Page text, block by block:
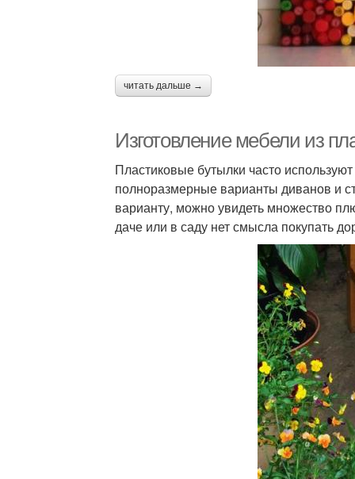
читать дальше →
Изготовление мебели из
Пластиковые бутылки часто
полноразмерные варианты диванов и
варианту, можно увидеть множество
даче или в саду нет смысла покупать